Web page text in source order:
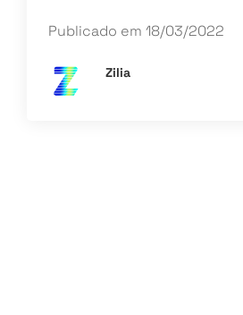
Publicado em 18/03/2022
Zilia